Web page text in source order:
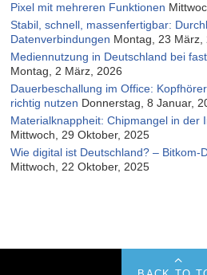
Pixel mit mehreren Funktionen
Stabil, schnell, massenfertigbar:
Datenverbindungen Montag, 23 März,
Mediennutzung in Deutschland bei
Montag, 2 März, 2026
Dauerbeschallung im Office:
richtig nutzen Donnerstag, 8 Januar,
Materialknappheit: Chipmangel in der
Mittwoch, 29 Oktober, 2025
Wie digital ist Deutschland? – Bitkom-
Mittwoch, 22 Oktober, 2025